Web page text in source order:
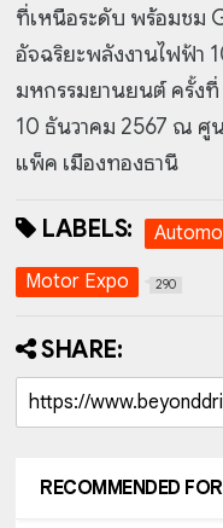
ที่เหนือระดับ พร้อมชม
อัจฉริยะพลังงานไฟฟ้า
มหกรรมยานยนต์ ครั้งที่
10 ธันวาคม 2567 ณ ศู
แพ็ค เมืองทองธานี
LABELS:
Motor Expo 290
SHARE:
RECOMMENDED